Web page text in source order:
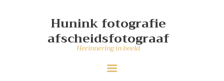
Hunink fotografie
afscheidsfotograaf
Herinnering in beeld
WIE MAAKT DE FOTO’S
PORTFOLIO